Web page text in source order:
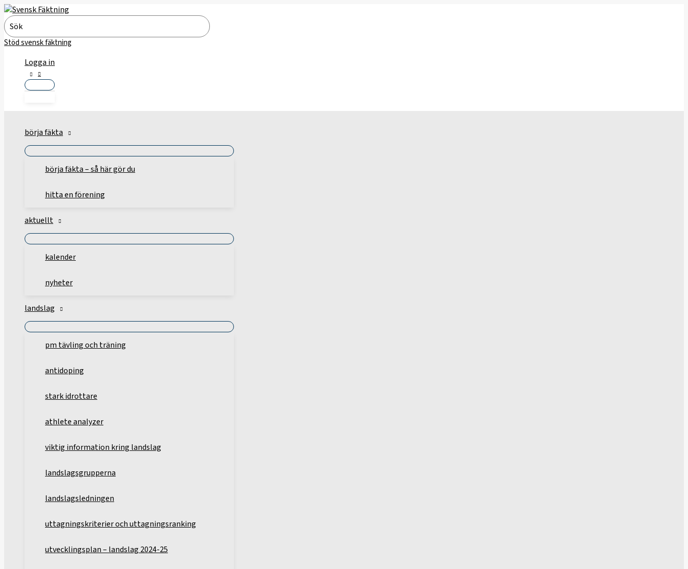
Hoppa
till
innehåll
Search
for:
Stöd svensk fäktning
Logga in
börja fäkta
börja fäkta – så här gör du
hitta en förening
aktuellt
kalender
nyheter
landslag
pm tävling och träning
antidoping
stark idrottare
athlete analyzer
viktig information kring landslag
landslagsgrupperna
landslagsledningen
uttagningskriterier och uttagningsranking
utvecklingsplan – landslag 2024-25